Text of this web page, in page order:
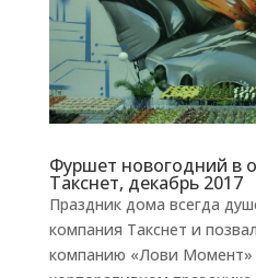
Фуршет новогодний в
Такснет, декабрь 2017
Праздник дома всегда
компания Такснет и
компанию «Лови Момент»